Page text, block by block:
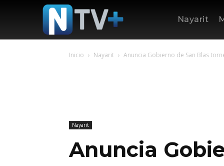
Nayarit
Inicio Nayarit Anuncia Gobierno de San Blas
Nayarit
Anuncia